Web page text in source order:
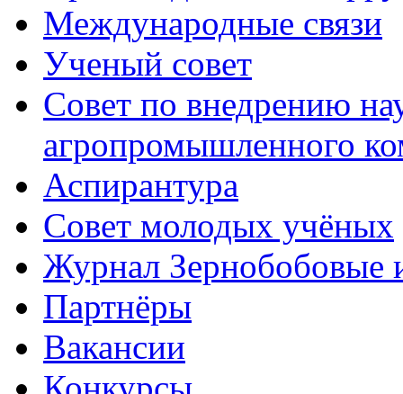
Международные связи
Ученый совет
Совет по внедрению
агропромышленного
Аспирантура
Совет молодых учёных
Журнал Зернобобовые
Партнёры
Вакансии